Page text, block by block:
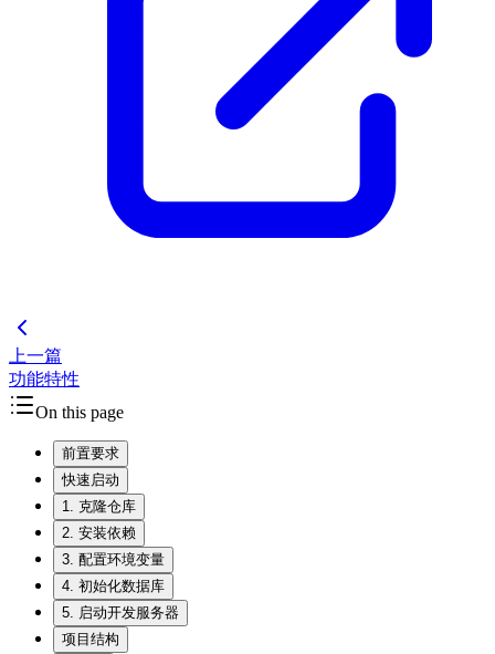
上一篇
功能特性
On this page
前置要求
快速启动
1. 克隆仓库
2. 安装依赖
3. 配置环境变量
4. 初始化数据库
5. 启动开发服务器
项目结构